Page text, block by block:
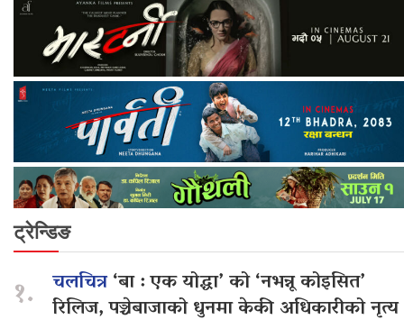
ट्रेन्डिङ
१. चलचित्र‘बा : एक योद्धा’ को ‘नभन्नू कोइसित’
रिलिज, पञ्चेबाजाको धुनमा केकी अधिकारीको नृत्य